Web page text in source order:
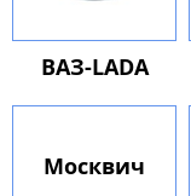
ВАЗ-LADA
Москвич